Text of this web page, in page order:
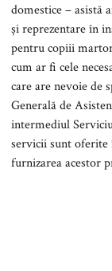
domestice – asistă anual aproximativ 150 persoane adulte și copii ce se confruntă cu situații abuzive. Acestea beneficiază de consiliere juridică
și reprezentare în instanță, de programe de terapie individuală/de
pentru copiii martori/victime ai/ale violenței
cum ar fi cele necesare pentru
care are nevoie de sprijin, semnalarea de către colaboratorii cu care s-au dezvoltat parteneriate (Direcția de Asistență Socială, Direcția
Generală de Asistență Socială și Protecția Copilului, alte ONG-uri, autorități
intermediul Serviciului Helpline înființat de către CMSC,
servicii sunt oferite în mod